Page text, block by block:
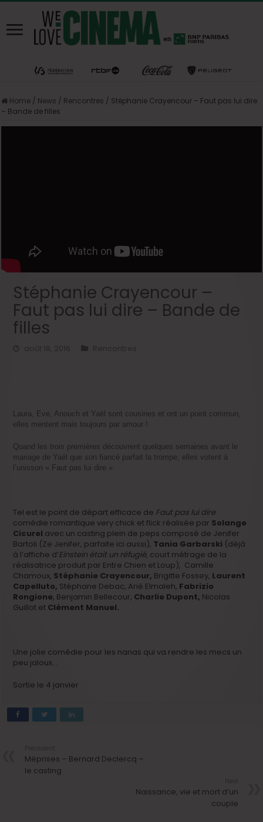
Home / News / Rencontres / Stéphanie Crayencour – Faut pas lui dire
– Bande de filles
Stéphanie Crayencour –
Faut pas lui dire – Bande de
filles
août 18, 2016 Rencontres
Laura, Eve, Anouch et Yaël sont cousines et ont un point commun,
elles mentent mais toujours par amour !
Quand les trois premières découvrent quelques semaines avant le
mariage de Yaël que son fiancé parfait la trompe, elles votent à
l’unisson « Faut pas lui dire ».
Tel est le point de départ efficace de Faut pas lui dire
comédie romantique very chick et flick réalisée par Solange
Cicurel avec un casting plein de peps composé de Jenifer
Bartoli (Ze Jenifer, parfaite ici aussi), Tania Garbarski (déjà
à l’affiche d’Einstein était un réfugié, court métrage de la
réalisatrice produit par Entre Chien et Loup), Camille
Chamoux, Stéphanie Crayencour, Brigitte Fossey, Laurent
Capelluto, Stéphane Debac, Arié Elmaleh, Fabrizio
Rongione, Benjamin Bellecour, Charlie Dupont, Nicolas
Guillot et Clément Manuel.
Une jolie comédie pour les nanas qui va rendre les mecs un
peu jaloux…
Sortie le 4 janvier
Méprises – Bernard Declercq –
le casting
Naissance, vie et mort d’un
couple